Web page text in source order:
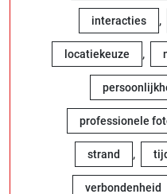
interacties ,
locatiekeuze ,
professionele
strand ,
verbondenheid